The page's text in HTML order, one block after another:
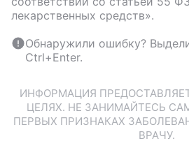
лекарственных средств».
Обнаружили ошибку?
Ctrl+Enter.
ИНФОРМАЦИЯ
ЦЕЛЯХ. НЕ ЗАНИМАЙТЕСЬ
ПЕРВЫХ ПРИЗНАКАХ
ВРАЧУ.